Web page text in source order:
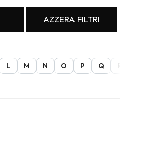
AZZERA FILTRI
L M N O P Q R